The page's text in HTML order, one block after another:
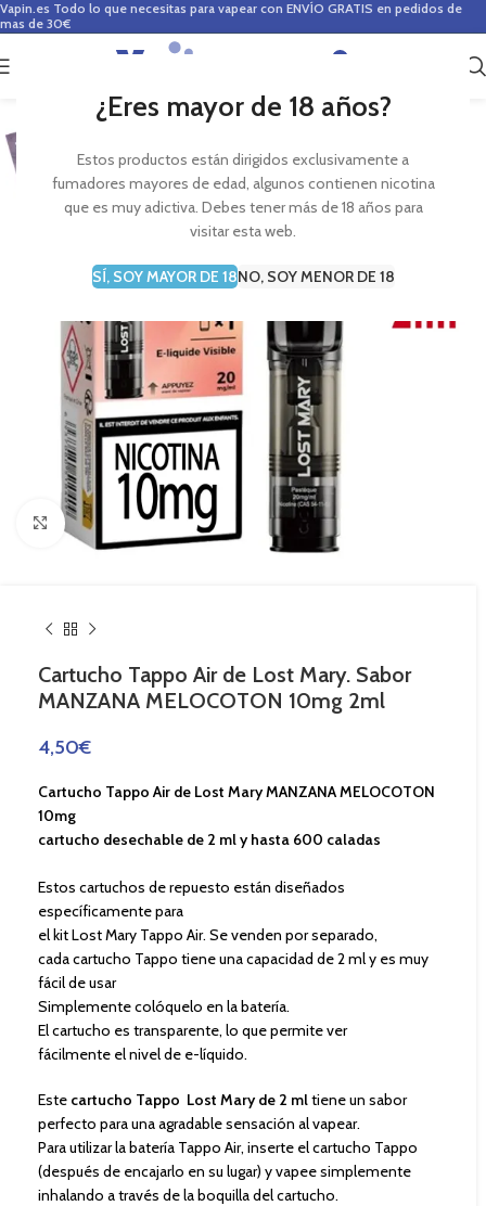
¿Eres mayor de 18 años?
Estos productos están dirigidos exclusivamente a
fumadores mayores de edad, algunos contienen nicotina
que es muy adictiva. Debes tener más de 18 años para
visitar esta web.
SÍ, SOY MAYOR DE 18NO, SOY MENOR DE 18
Vapin.es Todo lo que necesitas para vapear con ENVÍO GRATIS en pedidos de
mas de 30€
0
Haga Click para agrandar
Cartucho Tappo Air de Lost Mary. Sabor
MANZANA MELOCOTON 10mg 2ml
4,50€
Cartucho Tappo Air de Lost Mary MANZANA MELOCOTON
10mg
cartucho desechable de 2 ml y hasta 600 caladas
Estos cartuchos de repuesto están diseñados
específicamente para
el kit Lost Mary Tappo Air. Se venden por separado,
cada cartucho Tappo tiene una capacidad de 2 ml y es muy
fácil de usar
Simplemente colóquelo en la batería.
El cartucho es transparente, lo que permite ver
fácilmente el nivel de e-líquido.
Este cartucho Tappo Lost Mary de 2 mltiene un sabor
perfecto para una agradable sensación al vapear.
Para utilizar la batería Tappo Air, inserte el cartucho Tappo
(después de encajarlo en su lugar) y vapee simplemente
inhalando a través de la boquilla del cartucho.